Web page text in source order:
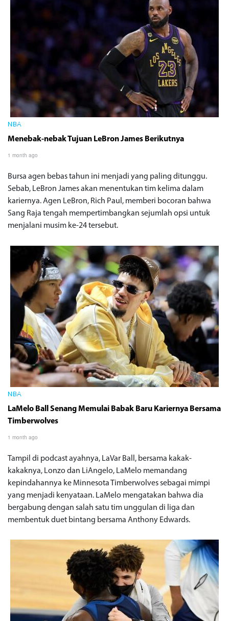
NBA
Menebak-nebak Tujuan LeBron James Berikutnya
1 month ago
Bursa agen bebas tahun ini menjadi yang paling ditunggu.
Sebab, LeBron James akan menentukan tim kelima dalam
kariernya. Agen LeBron, Rich Paul, memberi bocoran bahwa
Sang Raja tengah mempertimbangkan sejumlah opsi untuk
menjalani musim ke-24 tersebut.
NBA
LaMelo Ball Senang Memulai Babak Baru Kariernya Bersama
Timberwolves
1 month ago
Tampil di podcast ayahnya, LaVar Ball, bersama kakak-
kakaknya, Lonzo dan LiAngelo, LaMelo memandang
kepindahannya ke Minnesota Timberwolves sebagai mimpi
yang menjadi kenyataan. LaMelo mengatakan bahwa dia
bergabung dengan salah satu tim unggulan di liga dan
membentuk duet bintang bersama Anthony Edwards.